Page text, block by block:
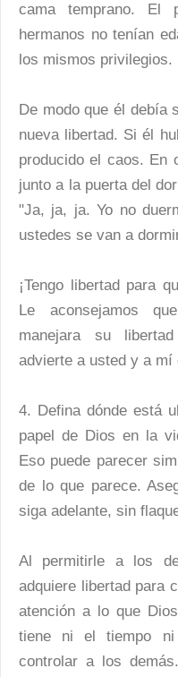
cama temprano. El
hermanos no tenían
los mismos privilegios.
De modo que él debía
nueva libertad. Si él
producido el caos. En
junto a la puerta del
"Ja, ja, ja. Yo no
ustedes se van a
¡Tengo libertad para
Le aconsejamos
manejara su
advierte a usted y a mí
4. Defina dónde está
papel de Dios en la
Eso puede parecer
de lo que parece.
siga adelante, sin
Al permitirle a los
adquiere libertad para
atención a lo que
tiene ni el tiempo ni
controlar a los